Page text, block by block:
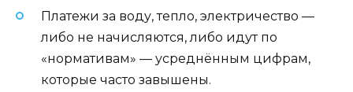
Платежи за воду, тепло, электричество —
либо не начисляются, либо идут по
«нормативам» — усреднённым цифрам,
которые часто завышены.